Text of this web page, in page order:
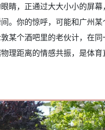
睛，正通过大大小小的屏
。你的惊呼，可能和广州
某个酒吧里的老伙计，在同
理距离的情感共振，是体